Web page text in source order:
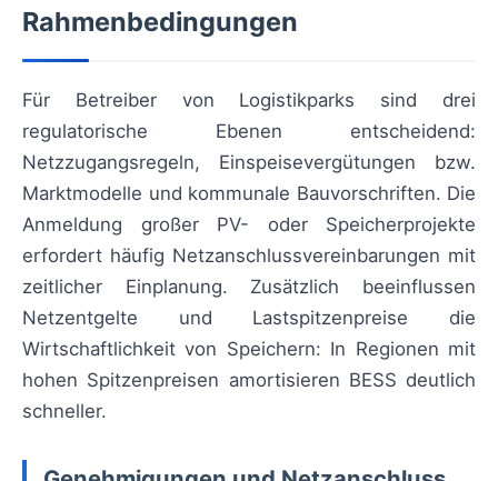
Rahmenbedingungen
Für Betreiber von Logistikparks sind drei
regulatorische Ebenen entscheidend:
Netzzugangsregeln, Einspeisevergütungen bzw.
Marktmodelle und kommunale Bauvorschriften. Die
Anmeldung großer PV- oder Speicherprojekte
erfordert häufig Netzanschlussvereinbarungen mit
zeitlicher Einplanung. Zusätzlich beeinflussen
Netzentgelte und Lastspitzenpreise die
Wirtschaftlichkeit von Speichern: In Regionen mit
hohen Spitzenpreisen amortisieren BESS deutlich
schneller.